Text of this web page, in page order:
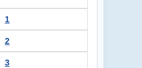
1
2
3